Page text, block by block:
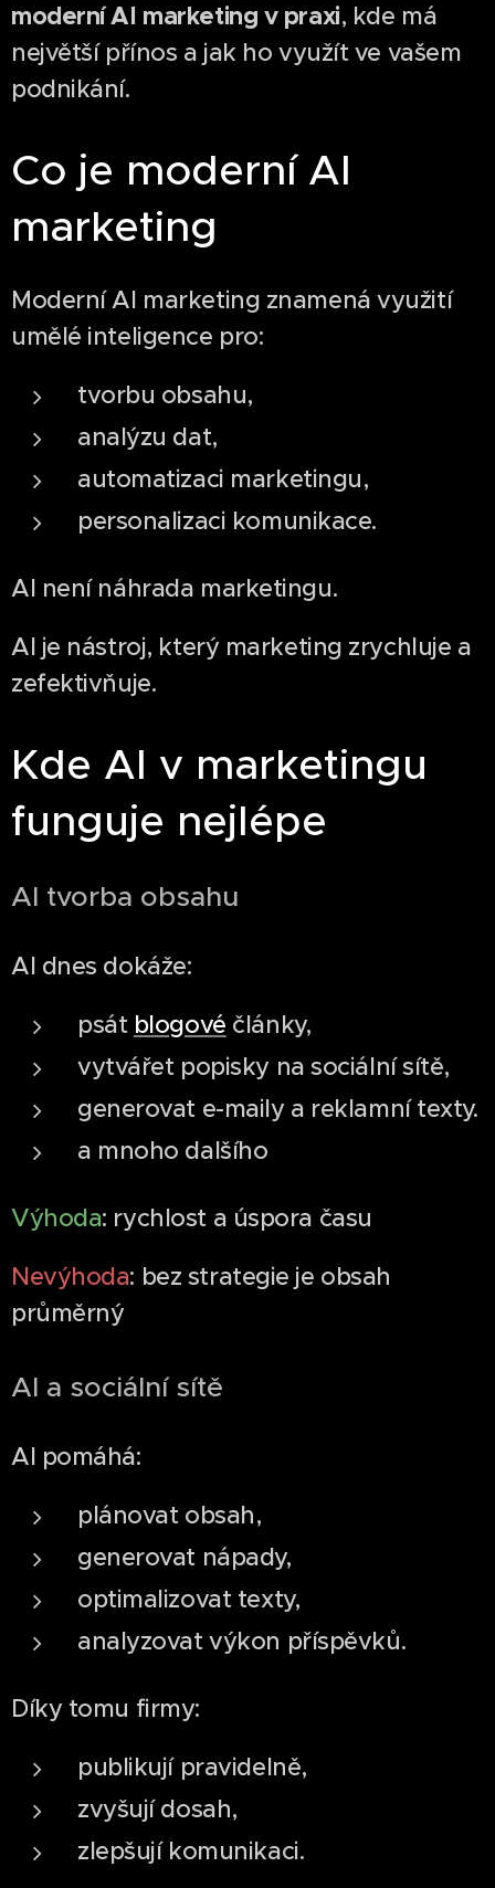
moderní AI marketing v praxi, kde má
největší přínos a jak ho využít ve vašem
podnikání.
Co je moderní AI
marketing
Moderní AI marketing znamená využití
umělé inteligence pro:
tvorbu obsahu,
analýzu dat,
automatizaci marketingu,
personalizaci komunikace.
AI není náhrada marketingu.
AI je nástroj, který marketing zrychluje a
zefektivňuje.
Kde AI v marketingu
funguje nejlépe
AI tvorba obsahu
AI dnes dokáže:
psát blogové články,
vytvářet popisky na sociální sítě,
generovat e-maily a reklamní texty.
a mnoho dalšího
Výhoda: rychlost a úspora času
Nevýhoda: bez strategie je obsah
průměrný
AI a sociální sítě
AI pomáhá:
plánovat obsah,
generovat nápady,
optimalizovat texty,
analyzovat výkon příspěvků.
Díky tomu firmy:
publikují pravidelně,
zvyšují dosah,
zlepšují komunikaci.